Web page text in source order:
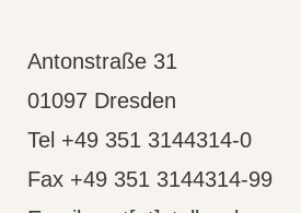
Antonstraße 31
01097 Dresden
Tel +49 351 3144314-0
Fax +49 351 3144314-99